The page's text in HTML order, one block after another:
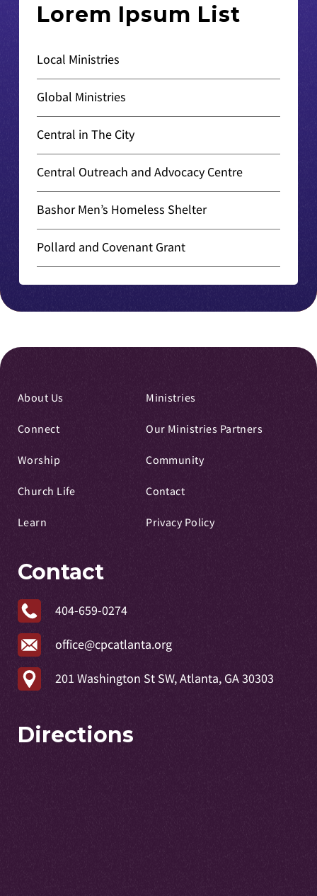
Lorem Ipsum List
Local Ministries
Global Ministries
Central in The City
Central Outreach and Advocacy Centre
Bashor Men’s Homeless Shelter
Pollard and Covenant Grant
About Us
Connect
Worship
Church Life
Learn
Ministries
Our Ministries Partners
Community
Contact
Privacy Policy
Contact
404-659-0274
office@cpcatlanta.org
201 Washington St SW, Atlanta, GA 30303
Directions